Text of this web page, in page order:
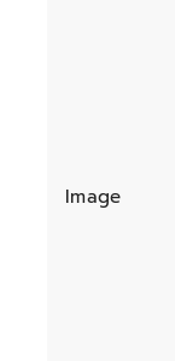
Image